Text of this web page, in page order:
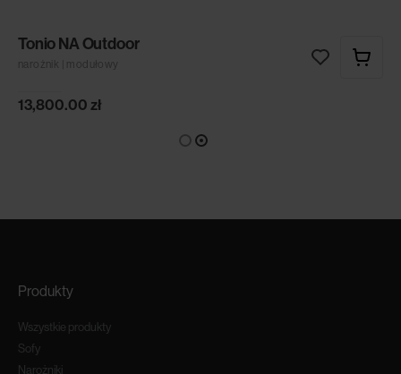
Tonio NA Outdoor
narożnik | modułowy
13,800.00 zł
Produkty
Wszystkie produkty
Sofy
Narożniki